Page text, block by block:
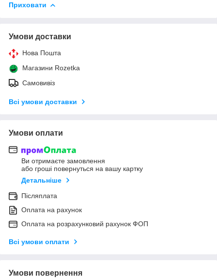
Приховати
Умови доставки
Нова Пошта
Магазини Rozetka
Самовивіз
Всі умови доставки
Умови оплати
Ви отримаєте замовлення
або гроші повернуться на вашу картку
Детальніше
Післяплата
Оплата на рахунок
Оплата на розрахунковий рахунок ФОП
Всі умови оплати
Умови повернення